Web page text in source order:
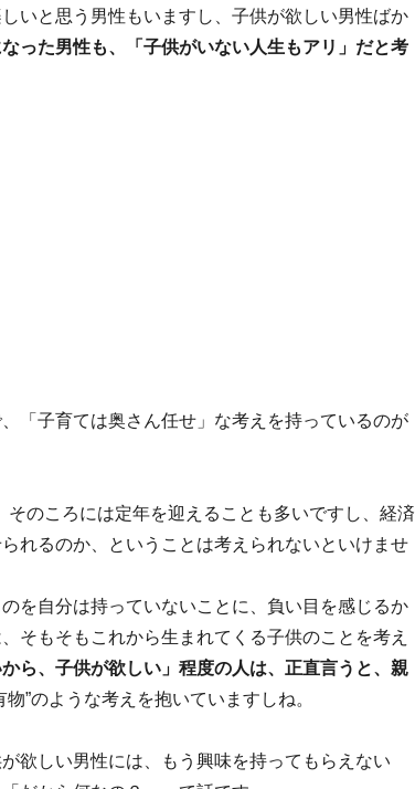
いと思う男性もいますし、子供が欲しい男性ばか
った男性も、「子供がいない人生もアリ」だと考
「子育ては奥さん任せ」な考えを持っているのが
のころには定年を迎えることも多いですし、経済
れるのか、ということは考えられないといけませ
を自分は持っていないことに、負い目を感じるか
そもそもこれから生まれてくる子供のことを考え
ら、子供が欲しい」程度の人は、正直言うと、親
”のような考えを抱いていますしね。
欲しい男性には、もう興味を持ってもらえない